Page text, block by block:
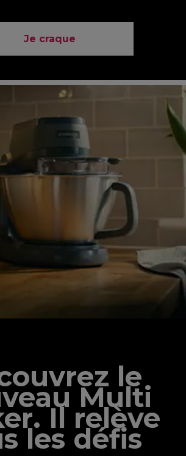
Je craque
le
Multi
Il relève
les défis